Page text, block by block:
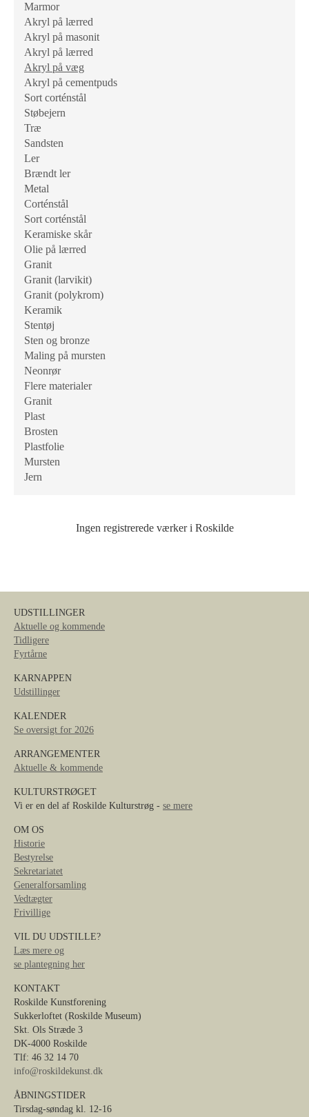
Marmor
Akryl på lærred
Akryl på masonit
Akryl på lærred
Akryl på væg
Akryl på cementpuds
Sort corténstål
Støbejern
Træ
Sandsten
Ler
Brændt ler
Metal
Corténstål
Sort corténstål
Keramiske skår
Olie på lærred
Granit
Granit (larvikit)
Granit (polykrom)
Keramik
Stentøj
Sten og bronze
Maling på mursten
Neonrør
Flere materialer
Granit
Plast
Brosten
Plastfolie
Mursten
Jern
Ingen registrerede værker i Roskilde
UDSTILLINGER
Aktuelle og kommende
Tidligere
Fyrtårne
KARNAPPEN
Udstillinger
KALENDER
Se oversigt for 2026
ARRANGEMENTER
Aktuelle & kommende
KULTURSTRØGET
Vi er en del af Roskilde Kulturstrøg - se mere
OM OS
Historie
Bestyrelse
Sekretariatet
Generalforsamling
Vedtægter
Frivillige
VIL DU UDSTILLE?
Læs mere og
se plantegning her
KONTAKT
Roskilde Kunstforening
Sukkerloftet (Roskilde Museum)
Skt. Ols Stræde 3
DK-4000 Roskilde
Tlf: 46 32 14 70
info@roskildekunst.dk
ÅBNINGSTIDER
Tirsdag-søndag kl. 12-16